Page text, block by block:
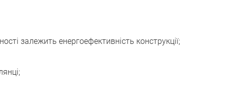
залежить енергоефективність конструкції;